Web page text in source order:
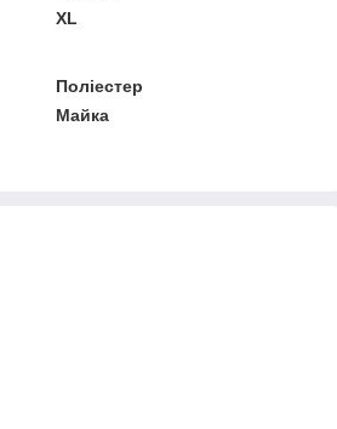
XL
Поліестер
Майка